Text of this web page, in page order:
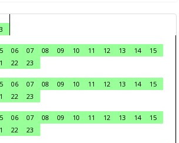
06 07 08 09 10 11 12 13 14
15
22
23
06 07 08 09 10 11 12 13 14
15
22
23
06 07 08 09 10 11 12 13 14
15
22
23